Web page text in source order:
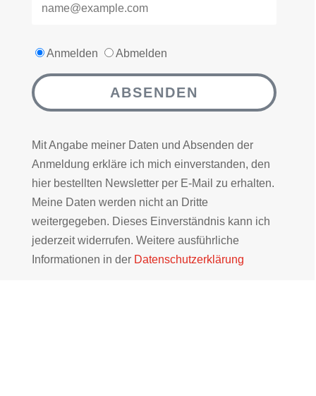
Anmelden Abmelden
ABSENDEN
Mit Angabe meiner Daten und Absenden der
Anmeldung erkläre ich mich einverstanden, den
hier bestellten Newsletter per E-Mail zu erhalten.
Meine Daten werden nicht an Dritte
weitergegeben. Dieses Einverständnis kann ich
jederzeit widerrufen. Weitere ausführliche
Informationen in der Datenschutzerklärung